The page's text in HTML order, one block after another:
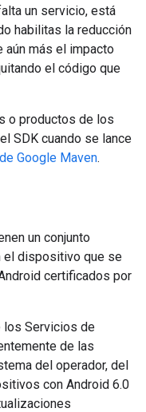
un servicio, está
habilitas la reducción
aún más el impacto
el código que
o productos de los
SDK cuando se lance
Google Maven.
un conjunto
el dispositivo que se
certificados por
los Servicios de
de las
del operador, del
con Android 6.0